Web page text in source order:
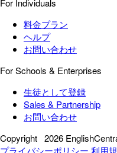
For Individuals
料金プラン
ヘルプ
お問い合わせ
For Schools & Enterprises
生徒として登録
Sales & Partnership
お問い合わせ
Copyright 2026